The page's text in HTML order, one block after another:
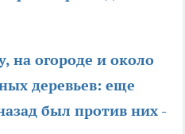
на огороде и около
деревьев: еще
был против них -